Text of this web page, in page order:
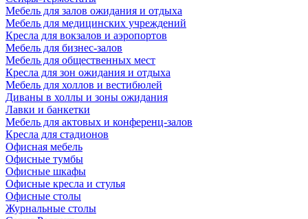
Мебель для залов ожидания и отдыха
Мебель для медицинских учреждений
Кресла для вокзалов и аэропортов
Мебель для бизнес-залов
Мебель для общественных мест
Кресла для зон ожидания и отдыха
Мебель для холлов и вестибюлей
Диваны в холлы и зоны ожидания
Лавки и банкетки
Мебель для актовых и конференц-залов
Кресла для стадионов
Офисная мебель
Офисные тумбы
Офисные шкафы
Офисные кресла и стулья
Офисные столы
Журнальные столы